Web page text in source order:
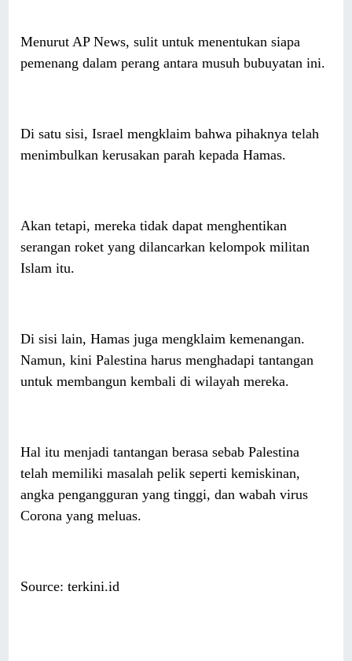
Menurut AP News, sulit untuk menentukan siapa
pemenang dalam perang antara musuh bubuyatan ini.
Di satu sisi, Israel mengklaim bahwa pihaknya telah
menimbulkan kerusakan parah kepada Hamas.
Akan tetapi, mereka tidak dapat menghentikan
serangan roket yang dilancarkan kelompok militan
Islam itu.
Di sisi lain, Hamas juga mengklaim kemenangan.
Namun, kini Palestina harus menghadapi tantangan
untuk membangun kembali di wilayah mereka.
Hal itu menjadi tantangan berasa sebab Palestina
telah memiliki masalah pelik seperti kemiskinan,
angka pengangguran yang tinggi, dan wabah virus
Corona yang meluas.
Source: terkini.id